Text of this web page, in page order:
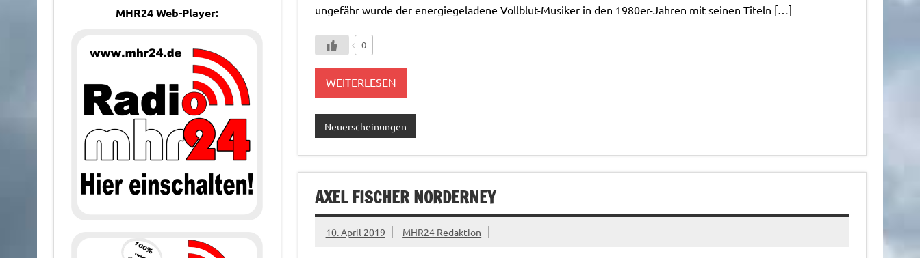
ungefähr wurde der energiegeladene Vollblut-Musiker in den 1980er-Jahren mit seinen Titeln […]
0
WEITERLESEN
Neuerscheinungen
AXEL FISCHER NORDERNEY
10. April 2019 MHR24 Redaktion
MHR24 Web-Player: